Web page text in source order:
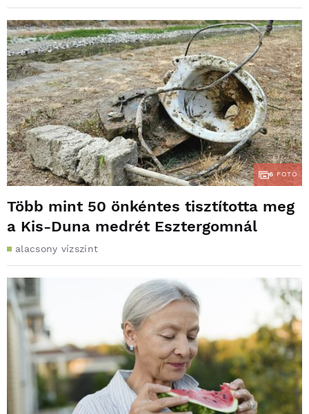
6 FOTÓ
Több mint 50 önkéntes tisztította meg
a Kis-Duna medrét Esztergomnál
alacsony vízszint